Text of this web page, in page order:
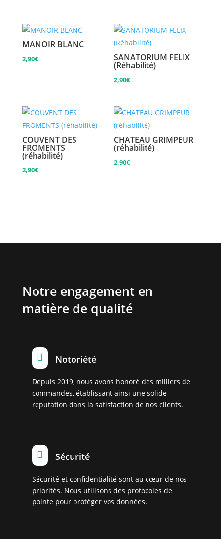
MANOIR BLANC
2,90€ SANATORIUM FELIX
(Réhabilité)
2,90€
COUVENT DES
FROMENTS
(réhabilité)
2,90€
CHATEAU GRIMPEUR
(réhabilité)
2,90€
Notre engagement en
matière de qualité
 Notoriété
Depuis 2019, nous avons honoré des milliers de
commandes, établissant ainsi une solide
réputation dans la satisfaction de nos clients.
 Sécurité
Sécurité et confidentialité sont au cœur de nos
priorités. Nous utilisons des protocoles de
pointe pour protéger vos données.